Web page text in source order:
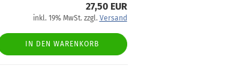
27,50 EUR
inkl. 19% MwSt. zzgl. Versand
IN DEN WARENKORB